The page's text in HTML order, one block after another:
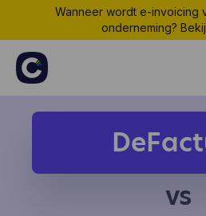
Wanneer wordt e-invoicing
onderneming?
vs